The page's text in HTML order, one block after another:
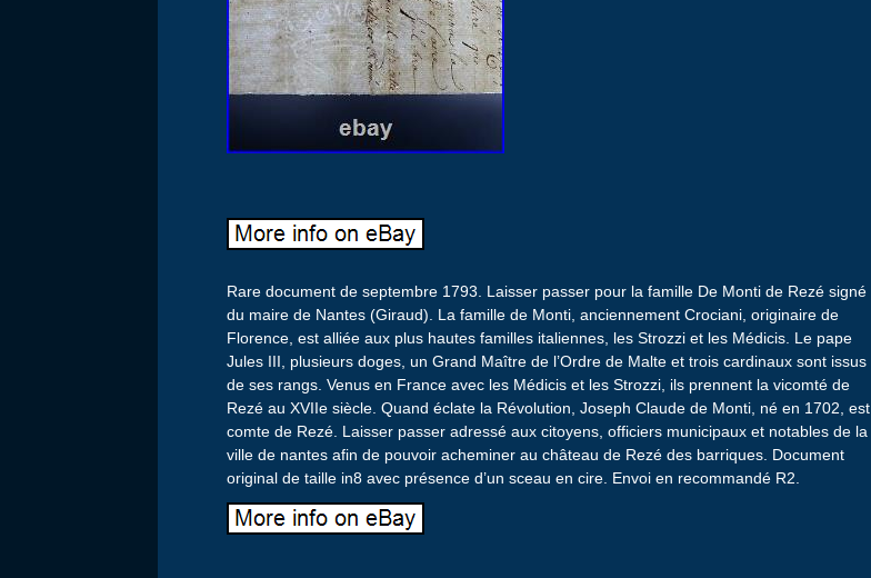
Rare document de septembre 1793. Laisser passer pour la famille De Monti de Rezé signé
du maire de Nantes (Giraud). La famille de Monti, anciennement Crociani, originaire de
Florence, est alliée aux plus hautes familles italiennes, les Strozzi et les Médicis. Le pape
Jules III, plusieurs doges, un Grand Maître de l’Ordre de Malte et trois cardinaux sont issus
de ses rangs. Venus en France avec les Médicis et les Strozzi, ils prennent la vicomté de
Rezé au XVIIe siècle. Quand éclate la Révolution, Joseph Claude de Monti, né en 1702, est
comte de Rezé. Laisser passer adressé aux citoyens, officiers municipaux et notables de la
ville de nantes afin de pouvoir acheminer au château de Rezé des barriques. Document
original de taille in8 avec présence d’un sceau en cire. Envoi en recommandé R2.